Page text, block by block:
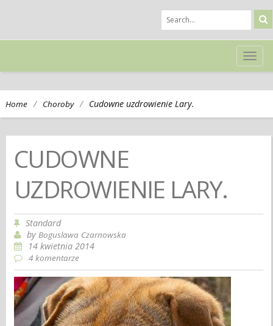
Home / Choroby / Cudowne uzdrowienie Lary.
CUDOWNE
UZDROWIENIE LARY.
Standard
byBoguslawa Czarnowska
14 kwietnia 2014
4 komentarze